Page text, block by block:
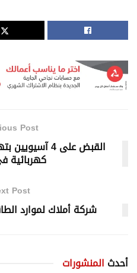
Post
القبض على 4
كهربائية
Post
شركة أملاك لموارد
أحدث المنشورات